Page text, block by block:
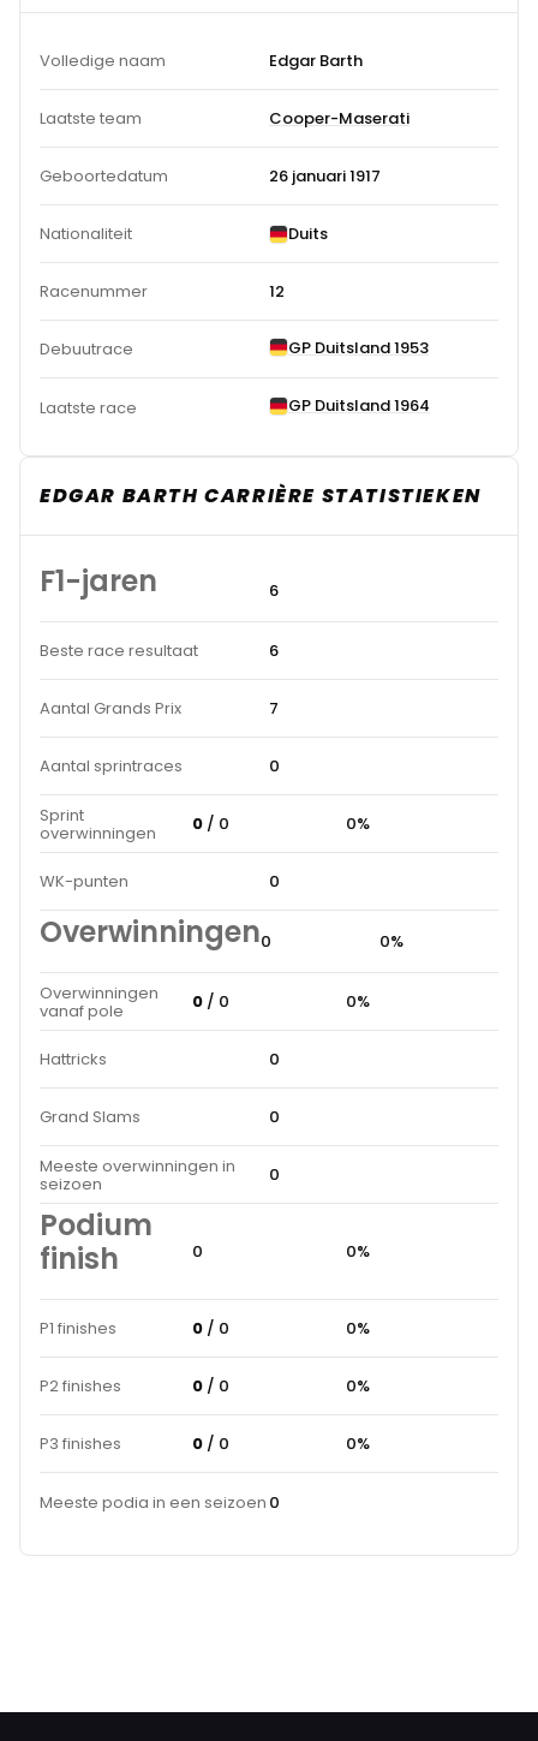
Volledige naam Edgar Barth
Laatste team Cooper-Maserati
Geboortedatum 26 januari 1917
Nationaliteit Duits
Racenummer 12
Debuutrace GP Duitsland 1953
Laatste race GP Duitsland 1964
EDGAR BARTH CARRIÈRE STATISTIEKEN
F1-jaren 6
Beste race resultaat 6
Aantal Grands Prix 7
Aantal sprintraces 0
Sprint
overwinningen 0 / 0 0%
WK-punten 0
Overwinningen0 0%
Overwinningen
vanaf pole 0 / 0 0%
Hattricks 0
Grand Slams 0
Meeste overwinningen in
seizoen 0
Podium
finish
0 0%
P1 finishes 0 / 0 0%
P2 finishes 0 / 0 0%
P3 finishes 0 / 0 0%
Meeste podia in een seizoen 0